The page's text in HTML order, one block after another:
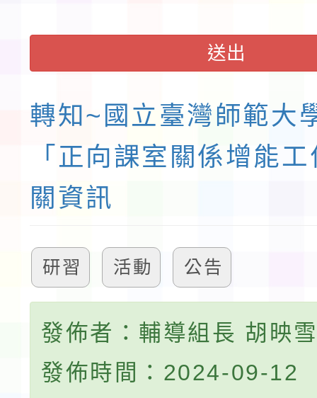
送出
轉知~國立臺灣師範大
「正向課室關係增能
關資訊
研習 活動 公告
發佈者：輔導組長 胡映
發佈時間：2024-09-12